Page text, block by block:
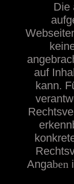
Die
auf
kann.
Angaben